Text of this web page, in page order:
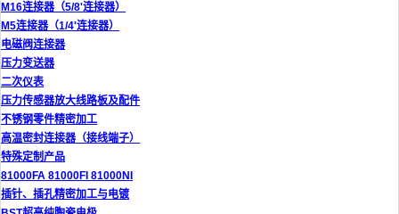
M16连接器（5/8'连接器）
M5连接器（1/4'连接器）
电磁阀连接器
压力变送器
二次仪表
压力传感器放大线路板及配件
不锈钢零件精密加工
高温密封连接器（接线端子）
特殊定制产品
81000FA 81000FI 81000NI
插针、插孔精密加工与电镀